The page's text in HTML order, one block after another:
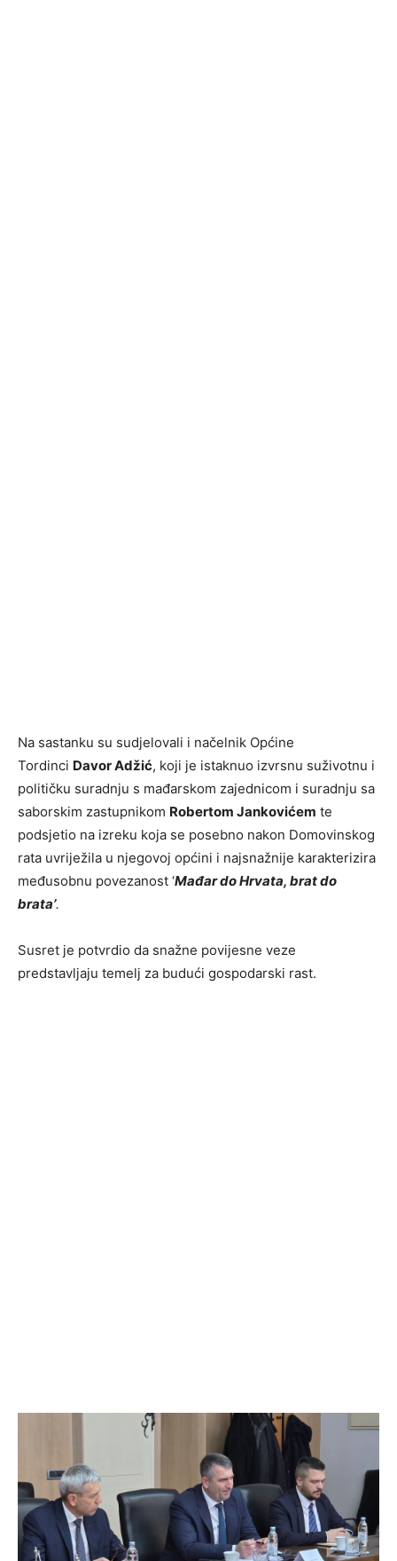
Na sastanku su sudjelovali i načelnik Općine
Tordinci Davor Adžić, koji je istaknuo izvrsnu suživotnu i
političku suradnju s mađarskom zajednicom i suradnju sa
saborskim zastupnikom Robertom Jankovićem te
podsjetio na izreku koja se posebno nakon Domovinskog
rata uvriježila u njegovoj općini i najsnažnije karakterizira
međusobnu povezanost ‘Mađar do Hrvata, brat do
brata’.
Susret je potvrdio da snažne povijesne veze
predstavljaju temelj za budući gospodarski rast.